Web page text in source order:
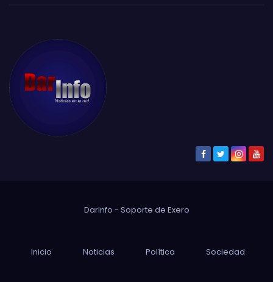
DarInfo - Soporte de Exero
Inicio Noticias Política Sociedad